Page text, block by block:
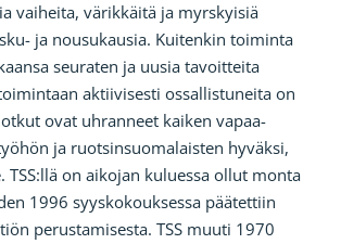
vaiheita, värikkäitä ja myrskyisiä
ja nousukausia. Kuitenkin toiminta
seuraten ja uusia tavoitteita
aktiivisesti ossallistuneita on
ovat uhranneet kaiken vapaa-
ja ruotsinsuomalaisten hyväksi,
TSS:llä on aikojan kuluessa ollut monta
1996 syyskokouksessa päätettiin
perustamisesta. TSS muuti 1970